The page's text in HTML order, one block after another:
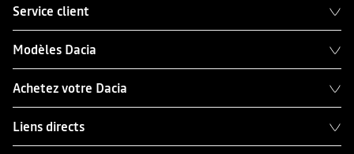
Service client
Modèles Dacia
Achetez votre Dacia
Liens directs